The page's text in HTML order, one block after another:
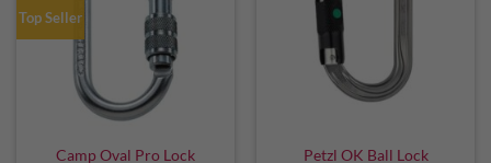
Top Seller
Camp Oval Pro Lock
Petzl OK Ball Lock